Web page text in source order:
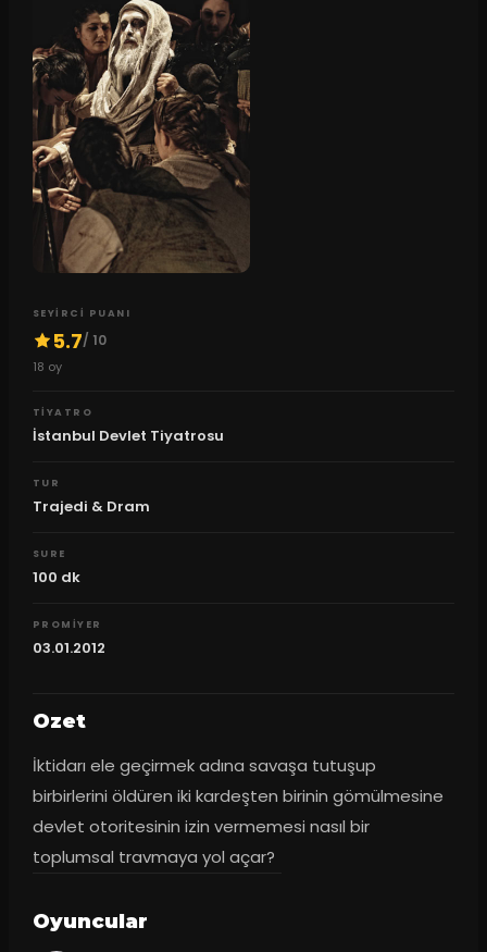
SEYIRCI PUANI
5.7/ 10
18 oy
TIYATRO
İstanbul Devlet Tiyatrosu
TUR
Trajedi & Dram
SURE
100 dk
PROMIYER
03.01.2012
Ozet
İktidarı ele geçirmek adına savaşa tutuşup
birbirlerini öldüren iki kardeşten birinin gömülmesine
devlet otoritesinin izin vermemesi nasıl bir
toplumsal travmaya yol açar?
Oyuncular